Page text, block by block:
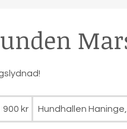
900 kr Hundhallen